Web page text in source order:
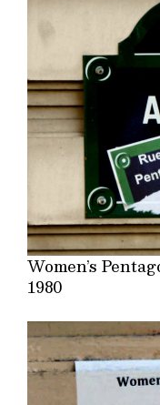
Women’s
1980